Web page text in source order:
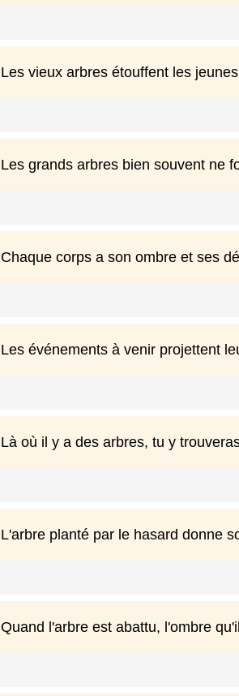
Les vieux arbres étouffent les
Les grands arbres bien souvent ne
Chaque corps a son ombre et ses
Les événements à venir projettent
Là où il y a des arbres, tu y
L'arbre planté par le hasard donne
Quand l'arbre est abattu, l'ombre